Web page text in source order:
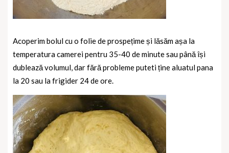
Acoperim bolul cu o folie de prospețime și lăsăm așa la
temperatura camerei pentru 35-40 de minute sau până își
dublează volumul, dar fără probleme puteti ține aluatul pana
la 20 sau la frigider 24 de ore.